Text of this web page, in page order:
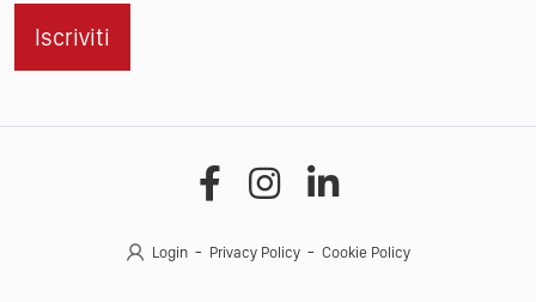
Iscriviti
Login Privacy Policy Cookie Policy